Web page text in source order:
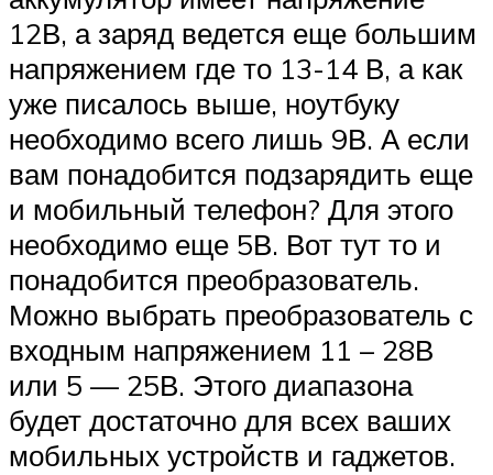
12В, а заряд ведется еще большим
напряжением где то 13-14 В, а как
уже писалось выше, ноутбуку
необходимо всего лишь 9В. А если
вам понадобится подзарядить еще
и мобильный телефон? Для этого
необходимо еще 5В. Вот тут то и
понадобится преобразователь.
Можно выбрать преобразователь с
входным напряжением 11 – 28В
или 5 — 25В. Этого диапазона
будет достаточно для всех ваших
мобильных устройств и гаджетов.